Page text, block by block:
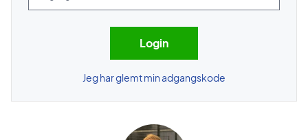
Jeg har glemt min adgangskode